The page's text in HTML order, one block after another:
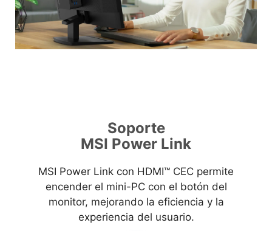
Soporte
MSI Power Link
MSI Power Link con HDMI™ CEC permite
encender el mini-PC con el botón del
monitor, mejorando la eficiencia y la
experiencia del usuario.